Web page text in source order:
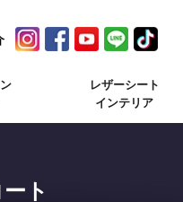
レザーシート
インテリア
ト